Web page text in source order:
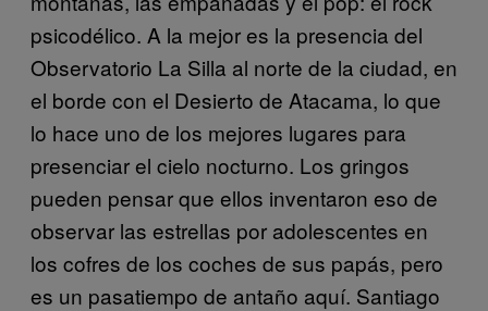
psicodélico. A la mejor es la presencia del
Observatorio La Silla al norte de la ciudad, en
el borde con el Desierto de Atacama, lo que
lo hace uno de los mejores lugares para
presenciar el cielo nocturno. Los gringos
pueden pensar que ellos inventaron eso de
observar las estrellas por adolescentes en
los cofres de los coches de sus papás, pero
es un pasatiempo de antaño aquí. Santiago